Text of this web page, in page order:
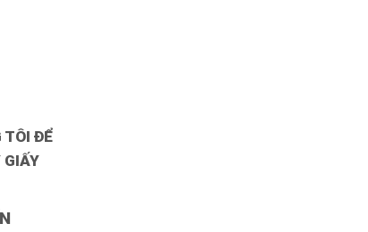
TÔI ĐỂ
GIẤY